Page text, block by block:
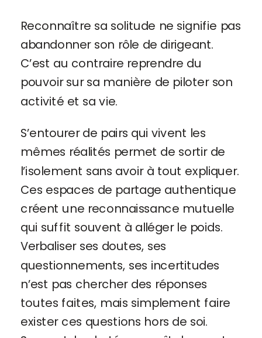
Reconnaître sa solitude ne signifie pas
abandonner son rôle de dirigeant.
C’est au contraire reprendre du
pouvoir sur sa manière de piloter son
activité et sa vie.
S’entourer de pairs qui vivent les
mêmes réalités permet de sortir de
l’isolement sans avoir à tout expliquer.
Ces espaces de partage authentique
créent une reconnaissance mutuelle
qui suffit souvent à alléger le poids.
Verbaliser ses doutes, ses
questionnements, ses incertitudes
n’est pas chercher des réponses
toutes faites, mais simplement faire
exister ces questions hors de soi.